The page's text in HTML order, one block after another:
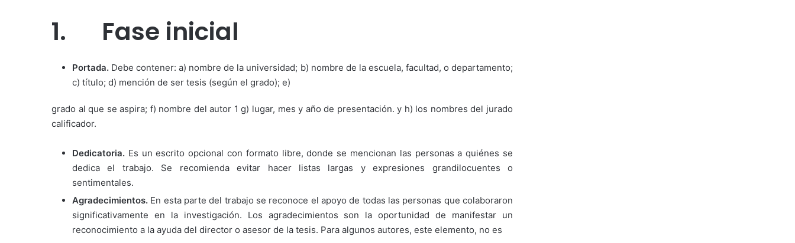
1. Fase inicial
Portada. Debe contener: a) nombre de la universidad; b) nombre de la escuela, facultad, o departamento;
c) título; d) mención de ser tesis (según el grado); e)
grado al que se aspira; f) nombre del autor 1 g) lugar, mes y año de presentación. y h) los nombres del jurado
calificador.
Dedicatoria. Es un escrito opcional con formato libre, donde se mencionan las personas a quiénes se
dedica el trabajo. Se recomienda evitar hacer listas largas y expresiones grandilocuentes o
sentimentales.
Agradecimientos. En esta parte del trabajo se reconoce el apoyo de todas las personas que colaboraron
significativamente en la investigación. Los agradecimientos son la oportunidad de manifestar un
reconocimiento a la ayuda del director o asesor de la tesis. Para algunos autores, este elemento, no es